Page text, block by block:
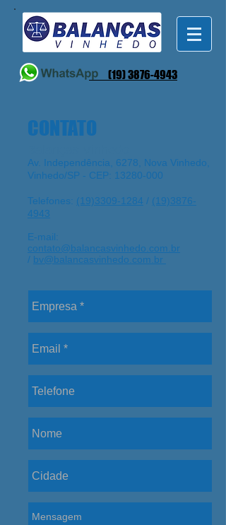
(19) 3876-4943
CONTATO
Av. Independência, 6278, Nova Vinhedo,
Vinhedo/SP - CEP: 13280-000
Telefones: (19)3309-1284 / (19)3876-
4943
E-mail:
contato@balancasvinhedo.com.br
/ bv@balancasvinhedo.com.br